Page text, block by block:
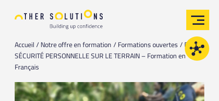
Accueil Notre offre en formation Formations ouvertes
PFST /
SÉCURITÉ PERSONNELLE SUR LE TERRAIN – Formation en
Français